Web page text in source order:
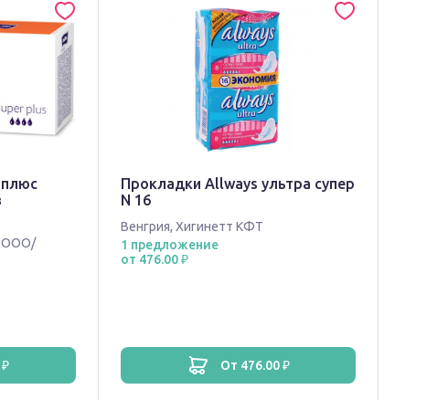
ООО/
₽
Прокладки Allways ультра супер
N 16
Венгрия,Хигинетт КФТ
1 предложение
от 476.00 ₽
от 476.00 ₽